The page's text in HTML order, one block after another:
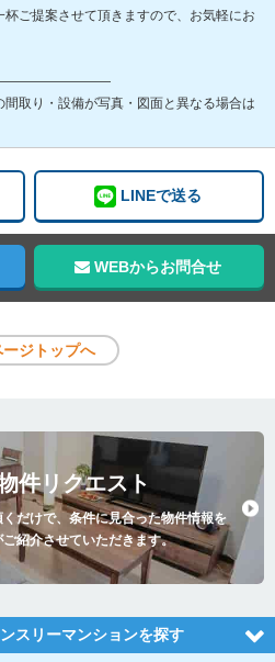
ご提案させて頂きますので、お気軽にお
取り・設備が写真・図面と異なる場合は
LINEで送る
WEBからお問合せ
ージトップへ
件リクエスト
だけで、条件に見合った物件情報を
紹介させていただきます。
スリーマンションを探す